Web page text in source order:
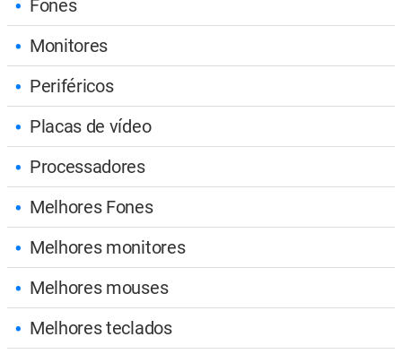
Fones
Monitores
Periféricos
Placas de vídeo
Processadores
Melhores Fones
Melhores monitores
Melhores mouses
Melhores teclados